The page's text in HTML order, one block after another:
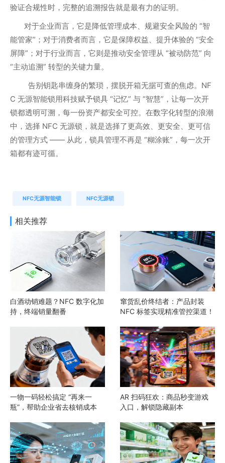
验证合规性时，完整的追溯报告就是最有力的证明。
对于企业而言，它是降低管理成本、规避安全风险的 “智
能管家”；对于消费者而言，它是保障权益、提升体验的 “安全
屏障”；对于行业而言，它则是推动安全管理从 “被动防范” 向
“主动追溯” 转型的关键力量。
告别钥匙串缠身的繁琐，摆脱开箱无据可查的焦虑。NF
C 无源智能锁用科技赋予锁具 “记忆” 与 “智慧”，让每一次开
锁都透明可溯，每一份资产都安全可控。在数字化转型的浪潮
中，选择 NFC 无源锁，就是选择了更高效、更安全、更可信
的管理方式 —— 从此，锁具管理不再是 “糊涂账”，每一次开
箱都有迹可循。
NFC无源智能锁 NFC无源锁
相关推荐
白酒动销难题？NFC 数字化加
持，终端销量翻番
窜货乱价终结者：产品封装
NFC 标签实现精准管控渠道！
一物一码轻松搞定 “再来一
瓶”，帮助企业省去核销成本
AR 扫码狂欢：商品秒变游戏
入口，解锁隐藏副本